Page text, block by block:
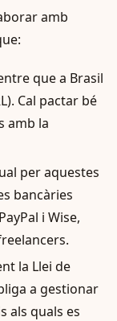
amb
que a Brasil
Cal pactar bé
amb la
per aquestes
bancàries
i Wise,
la Llei de
a gestionar
als quals es